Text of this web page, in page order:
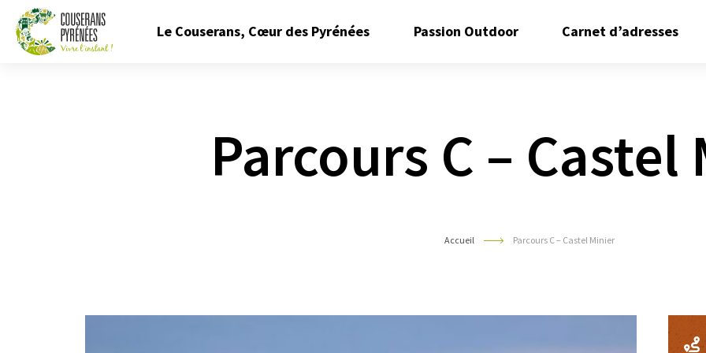
Le Couserans, Cœur des PyrénéesOuvrir/FermerPassion OutdoorOuvrir/FermerCarnet d’adresses
Parcours C –
Accueil Parcours C – Castel Minier